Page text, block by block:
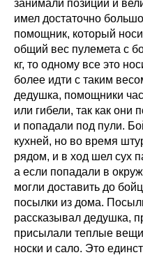
занимали позиции и
имел достаточно
помощник, который
общий вес пулемета с
кг, то одному все это
более идти с таким
дедушка, помощники
или гибели, так как они
и попадали под пули.
кухней, но во время
рядом, и в ход шел сух
а если попадали в
могли доставить до
посылки из дома.
рассказывал дедушка,
присылали теплые
носки и сало. Это